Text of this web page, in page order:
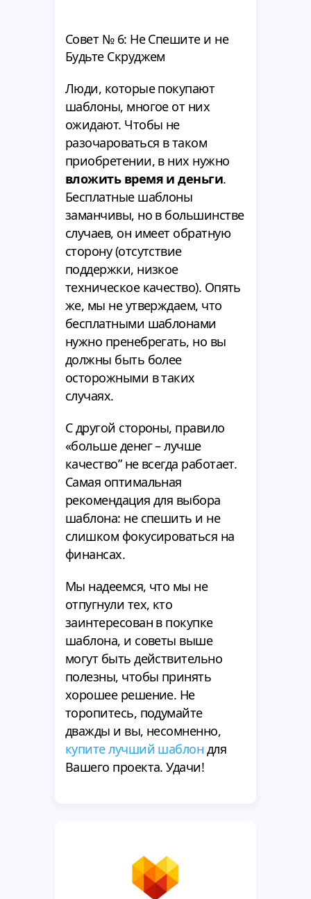
Совет № 6: Не Спешите и не
Будьте Скруджем
Люди, которые покупают
шаблоны, многое от них
ожидают. Чтобы не
разочароваться в таком
приобретении, в них нужно
вложить время и деньги.
Бесплатные шаблоны
заманчивы, но в большинстве
случаев, он имеет обратную
сторону (отсутствие
поддержки, низкое
техническое качество). Опять
же, мы не утверждаем, что
бесплатными шаблонами
нужно пренебрегать, но вы
должны быть более
осторожными в таких
случаях.
С другой стороны, правило
«больше денег – лучше
качество” не всегда работает.
Самая оптимальная
рекомендация для выбора
шаблона: не спешить и не
слишком фокусироваться на
финансах.
Мы надеемся, что мы не
отпугнули тех, кто
заинтересован в покупке
шаблона, и советы выше
могут быть действительно
полезны, чтобы принять
хорошее решение. Не
торопитесь, подумайте
дважды и вы, несомненно,
купите лучший шаблон для
Вашего проекта. Удачи!